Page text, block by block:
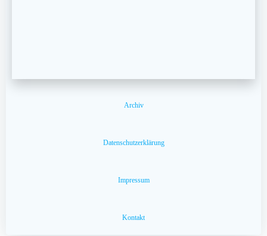
Archiv
Datenschutzerklärung
Impressum
Kontakt